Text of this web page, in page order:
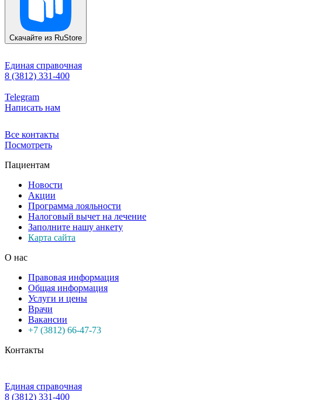
Скачайте из RuStore
Единая справочная
8 (3812) 331-400
Telegram
Написать нам
Все контакты
Посмотреть
Пациентам
Новости
Акции
Программа лояльности
Налоговый вычет на лечение
Заполните нашу анкету
Карта сайта
О нас
Правовая информация
Общая информация
Услуги и цены
Врачи
Вакансии
+7 (3812) 66-47-73
Контакты
Единая справочная
8 (3812) 331-400